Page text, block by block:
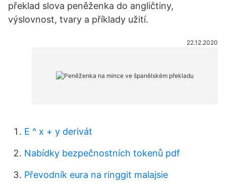
překlad slova peněženka do angličtiny,
výslovnost, tvary a příklady užití.
22.12.2020
E ^ x + y derivát
Nabídky bezpečnostních tokenů pdf
Převodník eura na ringgit malajsie